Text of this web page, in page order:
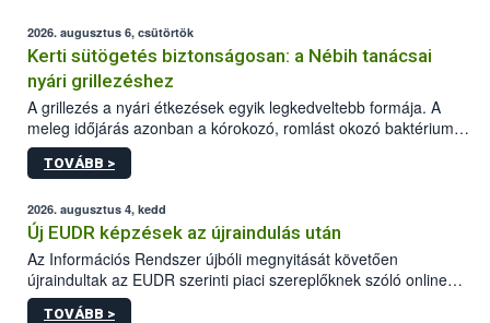
2026. augusztus 6, csütörtök
Kerti sütögetés biztonságosan: a Nébih tanácsai
nyári grillezéshez
A grillezés a nyári étkezések egyik legkedveltebb formája. A
meleg időjárás azonban a kórokozó, romlást okozó baktériumok
gyorsabb szaporodásának is kedvez. A szabadtéri sütögetés
ezért nem csupán a megfelelő sütési technikáról szól: legalább
higiéniai szabályok betartása, a megfelelő hőkezelés, valamint a
maradékok szakszerű tárolása. A Nemzeti Élelmiszerlánc-
biztonsági Hivatal (Nébih) Oktatási Programja összegyűjtötte a
biztonságos grillezés legfontosabb tudnivalóit.
TOVÁBB >
2026. augusztus 4, kedd
Új EUDR képzések az újraindulás után
Az Információs Rendszer újbóli megnyitását követően
újraindultak az EUDR szerinti piaci szereplőknek szóló online
képzések.
TOVÁBB >